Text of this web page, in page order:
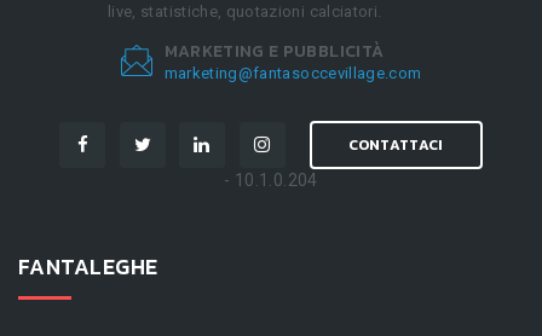
live, statistiche, quotazioni calciatori.
MARKETING E PUBBLICITÀ
marketing@fantasoccevillage.com
CONTATTACI
- 10.1.0.204
FANTALEGHE